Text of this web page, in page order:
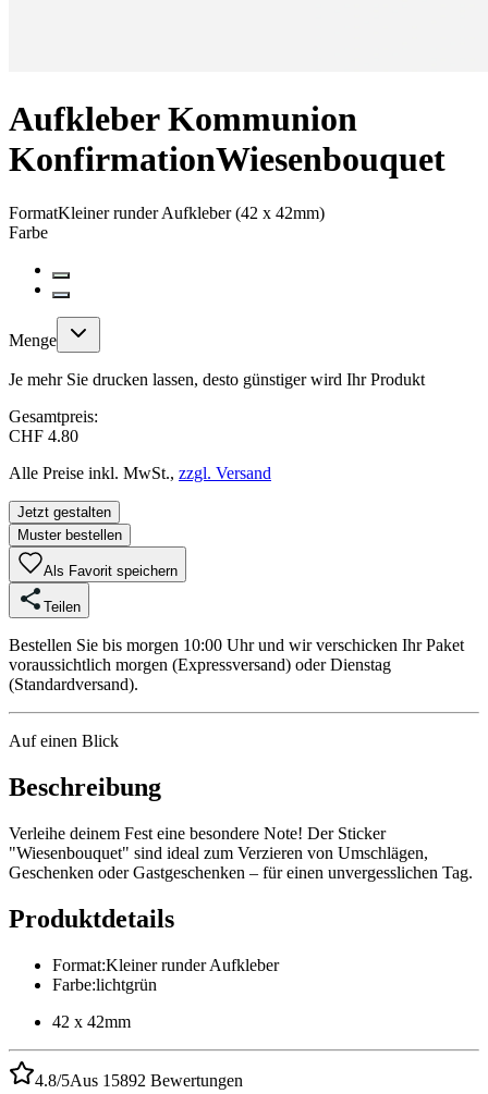
Aufkleber Kommunion
KonfirmationWiesenbouquet
FormatKleiner runder Aufkleber (42 x 42mm)
Farbe
Menge
Je mehr Sie drucken lassen, desto günstiger wird Ihr Produkt
Gesamtpreis:
CHF 4.80
Alle Preise inkl. MwSt., zzgl. Versand
Jetzt gestalten
Muster bestellen
Als Favorit speichern
Teilen
Bestellen Sie bis morgen 10:00 Uhr und wir verschicken Ihr Paket
voraussichtlich morgen (Expressversand) oder Dienstag
(Standardversand).
Auf einen Blick
Beschreibung
Verleihe deinem Fest eine besondere Note! Der Sticker
"Wiesenbouquet" sind ideal zum Verzieren von Umschlägen,
Geschenken oder Gastgeschenken – für einen unvergesslichen Tag.
Produktdetails
Format:Kleiner runder Aufkleber
Farbe:lichtgrün
42 x 42mm
4.8/5Aus 15892 Bewertungen